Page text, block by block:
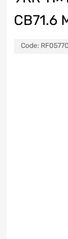
CB71.6
Code: RF05770